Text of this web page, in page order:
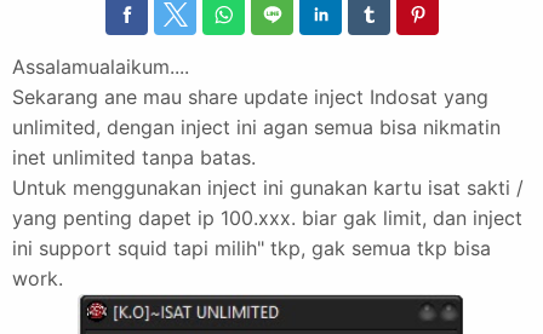
Assalamualaikum....
Sekarang ane mau share update inject Indosat yang
unlimited, dengan inject ini agan semua bisa nikmatin
inet unlimited tanpa batas.
Untuk menggunakan inject ini gunakan kartu isat sakti /
yang penting dapet ip 100.xxx. biar gak limit, dan inject
ini support squid tapi milih" tkp, gak semua tkp bisa
work.